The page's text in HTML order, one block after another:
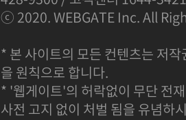
ⓒ 2020. WEBGATE Inc. All
* 본 사이트의 모든 컨텐츠는 저
을 원칙으로 합니다.
* '웹게이트'의 허락없이 무단 전
사전 고지 없이 처벌 됨을 유념하